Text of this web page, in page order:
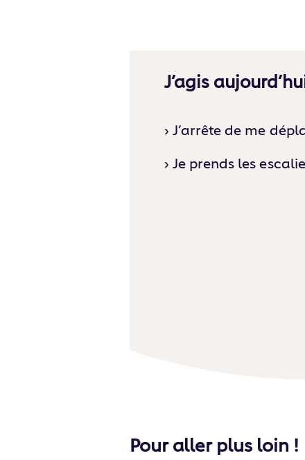
J’agis
› J’arrête de me
› Je prends les
Pour aller plus loin !